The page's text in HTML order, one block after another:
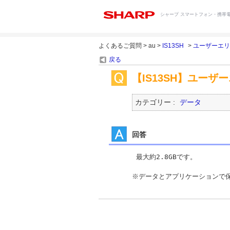
シャープ スマートフォン・携帯
よくあるご質問 > au > IS13SH > ユーザーエ
戻る
【IS13SH】ユーザ
カテゴリー : データ
回答
最大約2.8GBです。
※データとアプリケーションで